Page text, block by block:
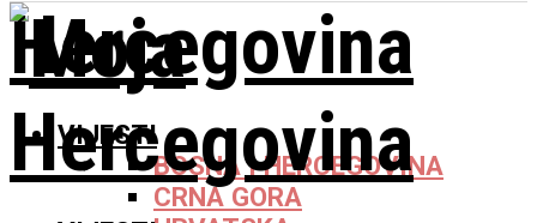
VIJESTI
BOSNA I HERCEGOVINA
CRNA GORA